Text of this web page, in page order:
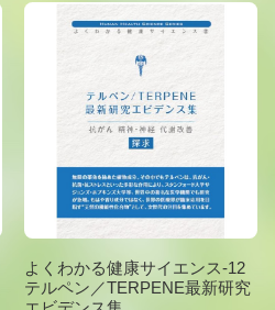
よくわかる健康サイエンス-12
テルペン／TERPENE最新研究